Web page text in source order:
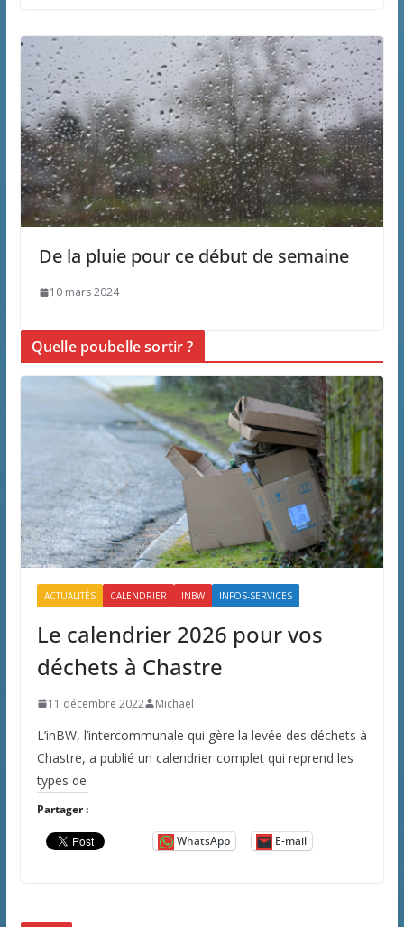
De la pluie pour ce début de semaine
10 mars 2024
Quelle poubelle sortir ?
ACTUALITÉS CALENDRIER INBW INFOS-SERVICES
Le calendrier 2026 pour vos
déchets à Chastre
11 décembre 2022 Michaël
L’inBW, l’intercommunale qui gère la levée des déchets à
Chastre, a publié un calendrier complet qui reprend les
types de
Partager :
WhatsApp E-mail